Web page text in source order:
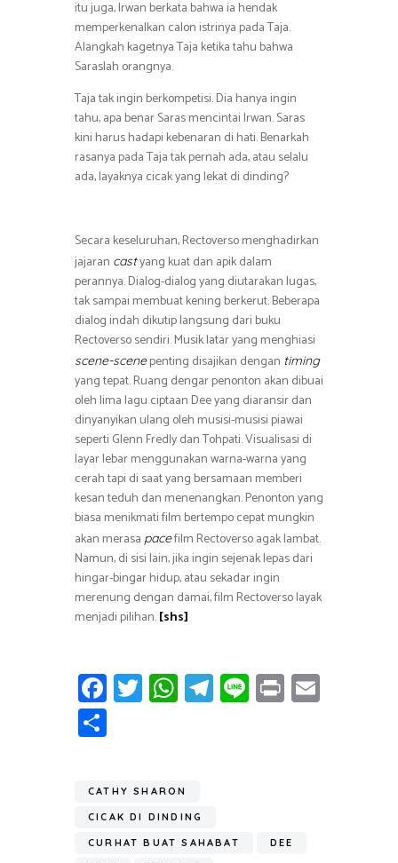
itu juga, Irwan berkata bahwa ia hendak
memperkenalkan calon istrinya pada Taja.
Alangkah kagetnya Taja ketika tahu bahwa
Saraslah orangnya.
Taja tak ingin berkompetisi. Dia hanya ingin
tahu, apa benar Saras mencintai Irwan. Saras
kini harus hadapi kebenaran di hati. Benarkah
rasanya pada Taja tak pernah ada, atau selalu
ada, layaknya cicak yang lekat di dinding?
Secara keseluruhan, Rectoverso menghadirkan
jajaran castyang kuat dan apik dalam
perannya. Dialog-dialog yang diutarakan lugas,
tak sampai membuat kening berkerut. Beberapa
dialog indah dikutip langsung dari buku
Rectoverso sendiri. Musik latar yang menghiasi
scene-scenepenting disajikan dengan timing
yang tepat. Ruang dengar penonton akan dibuai
oleh lima lagu ciptaan Dee yang diaransir dan
dinyanyikan ulang oleh musisi-musisi piawai
seperti Glenn Fredly dan Tohpati. Visualisasi di
layar lebar menggunakan warna-warna yang
cerah tapi di saat yang bersamaan memberi
kesan teduh dan menenangkan. Penonton yang
biasa menikmati film bertempo cepat mungkin
akan merasa pacefilm Rectoverso agak lambat.
Namun, di sisi lain, jika ingin sejenak lepas dari
hingar-bingar hidup, atau sekadar ingin
merenung dengan damai, film Rectoverso layak
menjadi pilihan.[shs]
Fa
ce
ok
T
wi
W
h
A
p
T
el
m
Li
n
Pr
in
ar
e
CATHY SHARON
CICAK DI DINDING
CURHAT BUAT SAHABAT DEE